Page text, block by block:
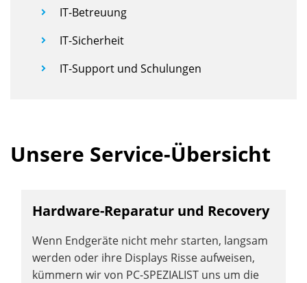
IT-Betreuung
IT-Sicherheit
IT-Support und Schulungen
Unsere Service-Übersicht
Hardware-Reparatur und Recovery
Wenn Endgeräte nicht mehr starten, langsam
werden oder ihre Displays Risse aufweisen,
kümmern wir von PC-SPEZIALIST uns um die